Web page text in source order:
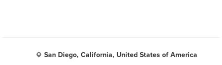
San Diego, California, United States of America